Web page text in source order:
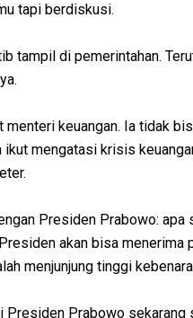
tapi berdiskusi.
tampil di pemerintahan.
menteri keuangan. Ia tidak
ikut mengatasi krisis
Presiden Prabowo: apa
akan bisa menerima
menjunjung tinggi
Presiden Prabowo sekarang